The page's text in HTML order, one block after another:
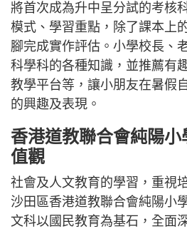
將首次成為升中呈分試的考核
模式、學習重點，除了課本上
腳完成實作評估。小學校長、
科學科的各種知識，並推薦有
教學平台等，讓小朋友在暑假
的興趣及表現。
香港道教聯合會純陽
值觀
社會及人文教育的學習，重視
沙田區香港道教聯合會純陽小
文科以國民教育為基石，全面